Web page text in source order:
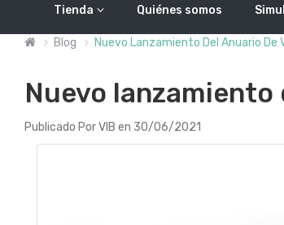
Tienda Quiénes somos
Blog Nuevo Lanzamiento Del Anuario De
Nuevo lanzamiento
Publicado Por VIB en 30/06/2021